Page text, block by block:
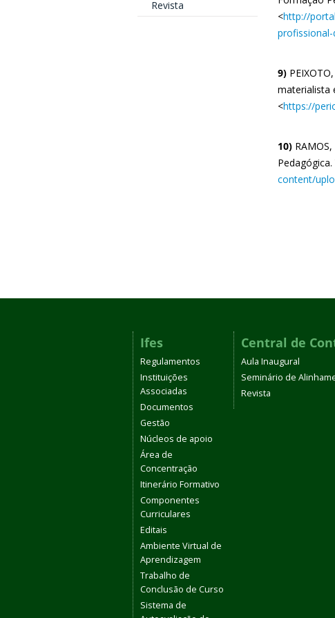
Revista
<http://
9)
materialista
<https://
10)
content/
Ifes
Regulamentos
Instituições
Associadas
Documentos
Gestão
Núcleos de apoio
Área de
Concentração
Itinerário Formativo
Componentes
Curriculares
Editais
Ambiente Virtual de
Aprendizagem
Trabalho de
Conclusão de Curso
Sistema de
Central de
Aula Inaugural
Seminário de
Revista